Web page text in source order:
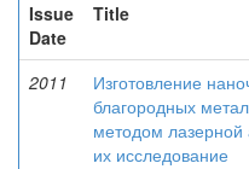
Issue
Date
Title
2011
Изготовление
благородных
методом лазерной
их исследование